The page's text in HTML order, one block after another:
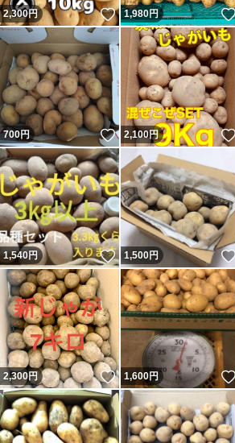
2,300円 いいね！
1,980円
700円 いいね！
2,100円
1,540円 いいね！
1,500円
2,300円 いいね！
1,600円